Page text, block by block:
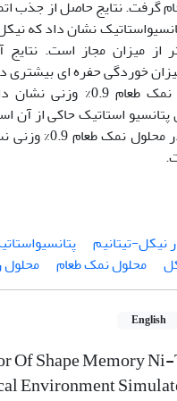
گرفت. نتایج حاصل از جذب
نشان داد که
از میزان مجاز است. نتایج
خوردگی حفره ای بیشتری
به محلول نمک طعام
استاتیک حاکی از
حفره ای در
نیکل-تیتانیم
محلول نمک طعام محلول
English
Of Shape Memory
Environment